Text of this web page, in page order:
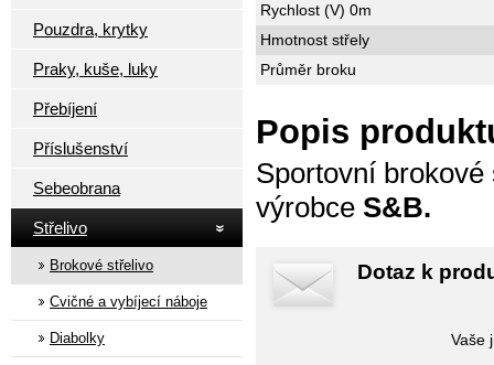
Pouzdra, krytky
Praky, kuše, luky
Přebíjení
Příslušenství
Sebeobrana
Střelivo
Brokové střelivo
Cvičné a vybíjecí náboje
Diabolky
Rychlost (V) 0m
Hmotnost střely
Průměr broku
Popis
Sportovní
výrobce S&B.
Dotaz k
Vaše